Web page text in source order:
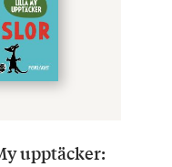
upptäcker: